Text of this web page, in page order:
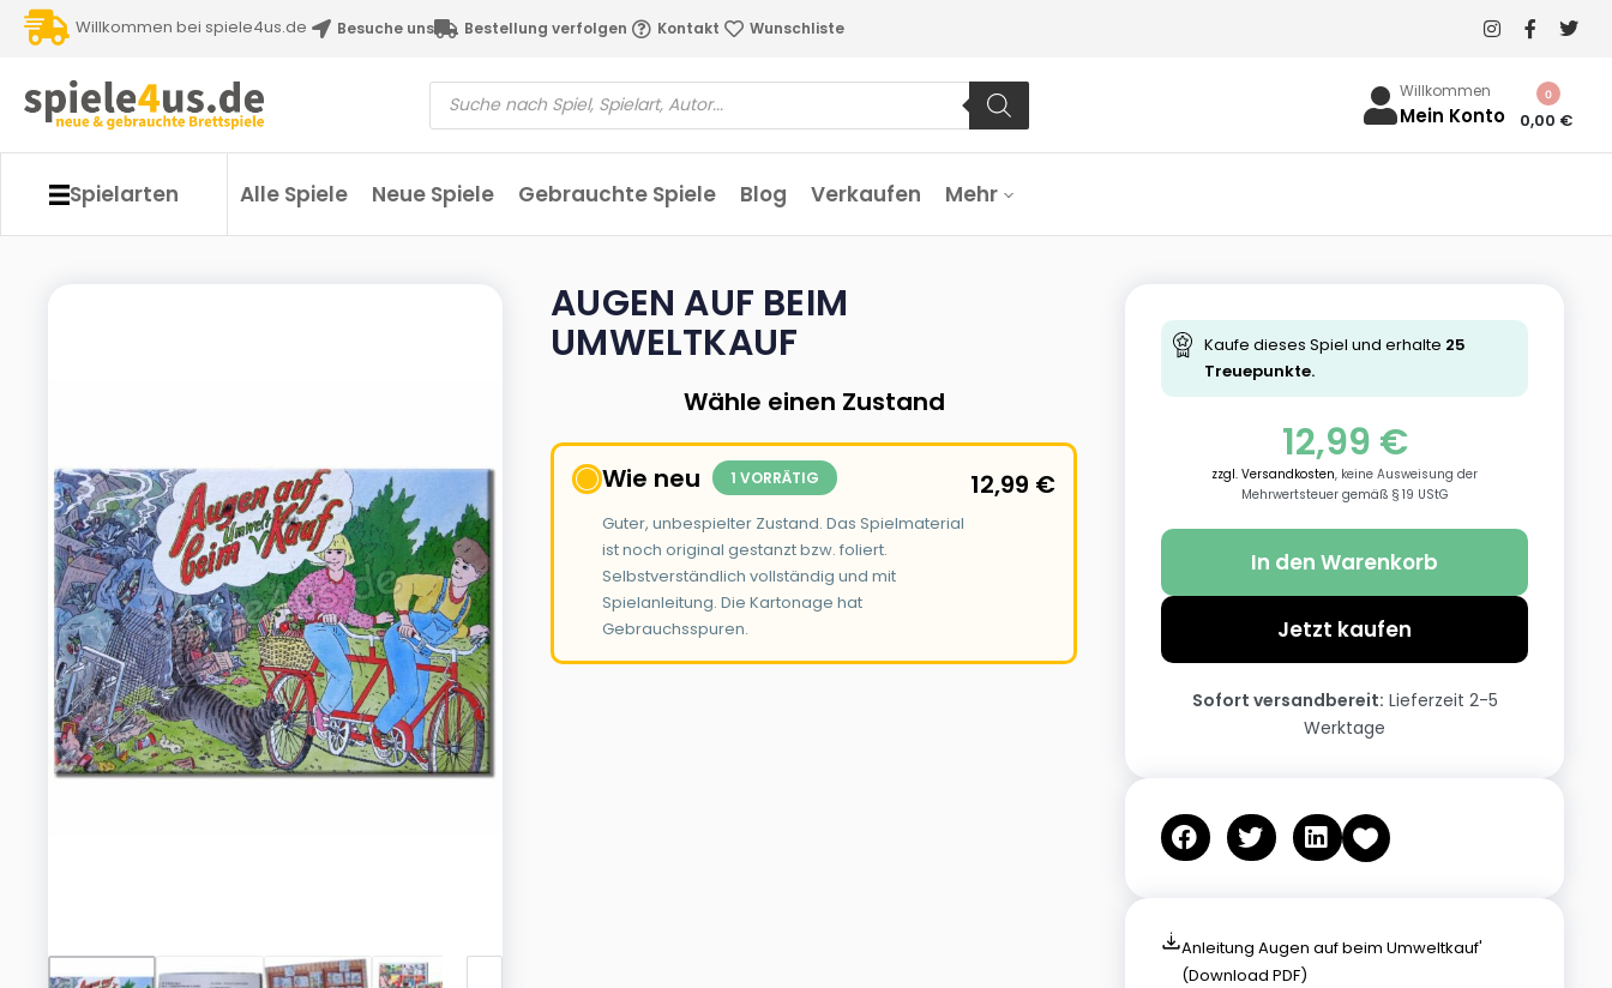
Willkommen bei spiele4us.de Besuche uns Bestellung verfolgen Kontakt Wunschliste
Willkommen
Mein Konto 0,00 €
0
Spielarten Alle Spiele Neue Spiele Gebrauchte Spiele Blog Verkaufen Mehr
AUGEN AUF BEIM
UMWELTKAUF
Wähle einen Zustand
Wie neu 1 VORRÄTIG
Guter, unbespielter Zustand. Das Spielmaterial
ist noch original gestanzt bzw. foliert.
Selbstverständlich vollständig und mit
Spielanleitung. Die Kartonage hat
Gebrauchsspuren.
12,99 €
Kaufe dieses Spiel und erhalte 25
Treuepunkte.
12,99 €
zzgl. Versandkosten, keine Ausweisung der
Mehrwertsteuer gemäß § 19 UStG
In den Warenkorb
Jetzt kaufen
Sofort versandbereit: Lieferzeit 2-5
Werktage
Anleitung Augen auf beim Umweltkauf'
(Download PDF)